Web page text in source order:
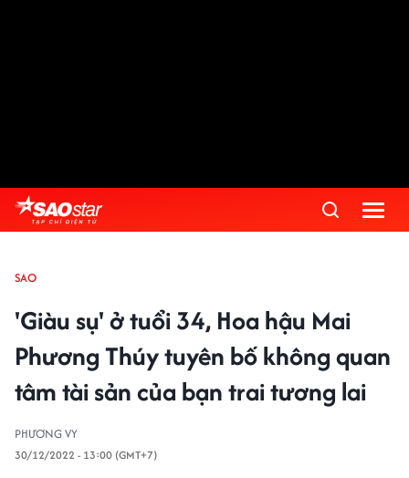
SAO
'Giàu sụ' ở tuổi 34, Hoa hậu Mai
Phương Thúy tuyên bố không quan
tâm tài sản của bạn trai tương lai
PHƯƠNG VY
30/12/2022 - 13:00 (GMT+7)